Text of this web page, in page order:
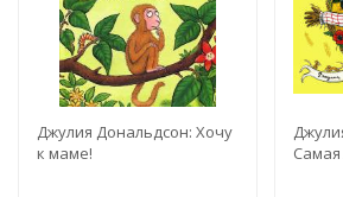
Джулия Дональдсон: Хочу
к маме!